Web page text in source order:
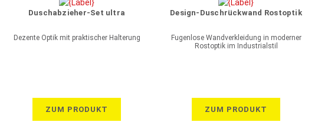
Duschabzieher-Set ultra
Dezente Optik mit praktischer Halterung
ZUM PRODUKT
Design-Duschrückwand Rostoptik
Fugenlose Wandverkleidung in moderner
Rostoptik im Industrialstil
ZUM PRODUKT